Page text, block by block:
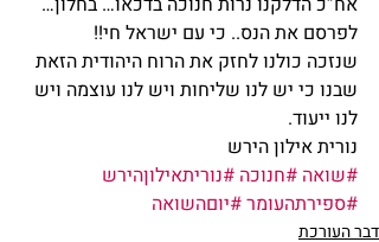
לפרסם את הנס.. כי עם ישראל חי!!
שנזכה כולנו לחזק את הרוח היהודית הזאת
שבנו כי יש לנו שליחות ויש לנו עוצמה ויש
לנו ייעוד.
נורית אילון הירש
#שואה #חנוכה #נוריתאילוןהירש
#ספירתהעומר#יוםהשואה
דבר העורכת